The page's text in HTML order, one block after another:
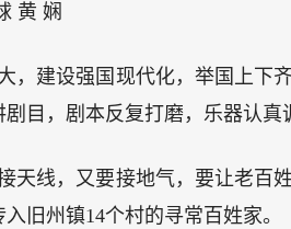
黄 娴
，建设强国现代化，举国上下
目，剧本反复打磨，乐器认
天线，又要接地气，要让老百
旧州镇14个村的寻常百姓家。